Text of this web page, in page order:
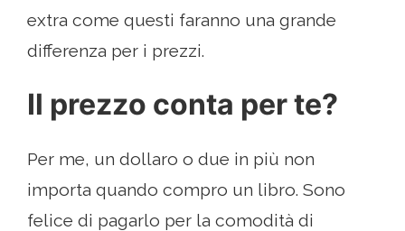
extra come questi faranno una grande
differenza per i prezzi.
Il prezzo conta per te?
Per me, un dollaro o due in più non
importa quando compro un libro. Sono
felice di pagarlo per la comodità di